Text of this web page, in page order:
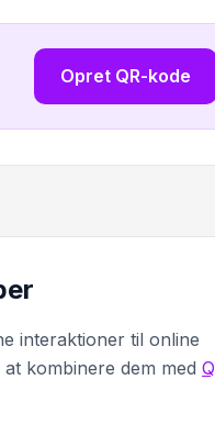
Opret QR-kode
interaktioner til online
kombinere dem med